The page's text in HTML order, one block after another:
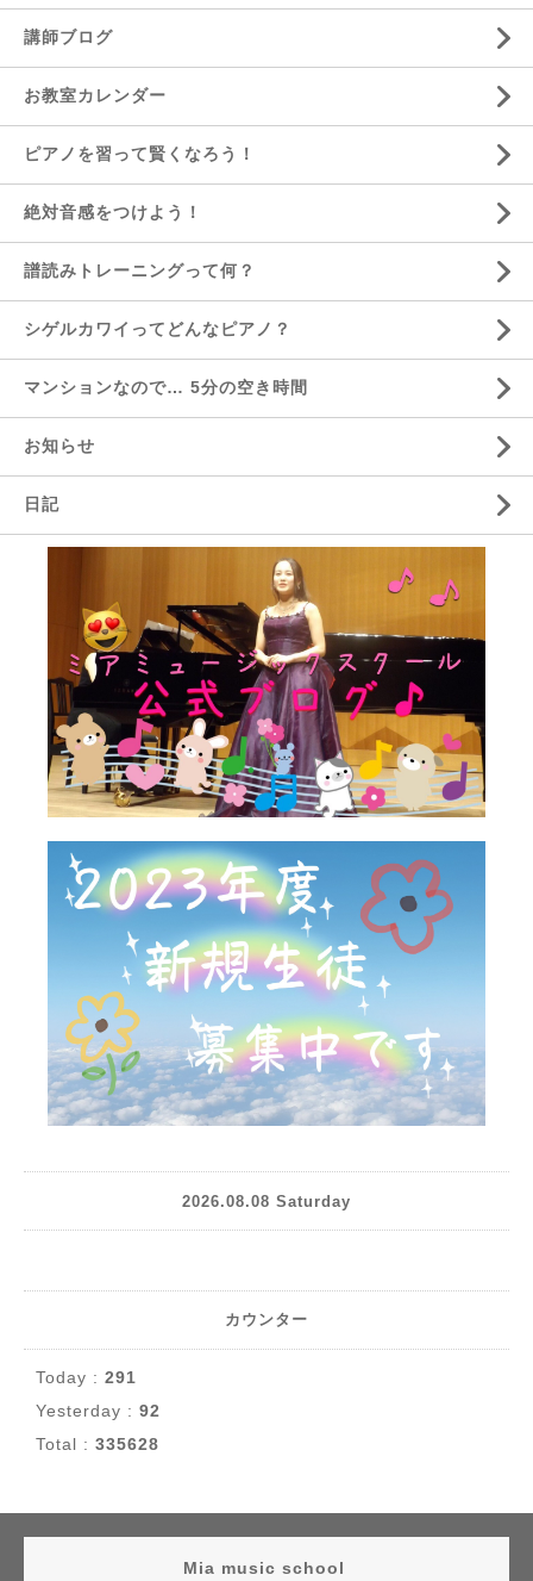
講師ブログ
お教室カレンダー
ピアノを習って賢くなろう！
絶対音感をつけよう！
譜読みトレーニングって何？
シゲルカワイってどんなピアノ？
マンションなので… 5分の空き時間
お知らせ
日記
2026.08.08 Saturday
カウンター
Today : 291
Yesterday : 92
Total : 335628
Mia music school